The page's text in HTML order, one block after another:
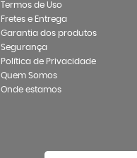
Termos de Uso
Fretes e Entrega
Garantia dos produtos
Segurança
Política de Privacidade
Quem Somos
Onde estamos